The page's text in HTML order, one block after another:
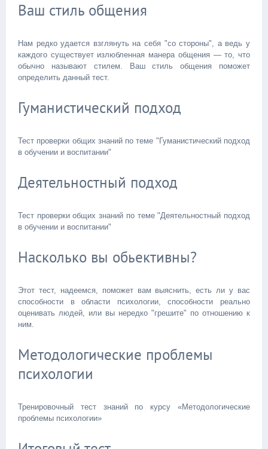
Ваш стиль общения
Нам редко удается взглянуть на себя "со стороны", а ведь у
каждого существует излюбленная манера общения — то, что
обычно называют стилем. Ваш стиль общения поможет
определить данный тест.
Гуманистический подход
Тест проверки общих знаний по теме "Гуманистический подход
в обучении и воспитании"
Деятельностный подход
Тест проверки общих знаний по теме "Деятельностный подход
в обучении и воспитании"
Насколько вы обьективны?
Этот тест, надеемся, поможет вам выяснить, есть ли у вас
способности в области психологии, способности реально
оценивать людей, или вы нередко "грешите" по отношению к
ним.
Методологические проблемы
психологии
Тренировочный тест знаний по курсу «Методологические
проблемы психологии»